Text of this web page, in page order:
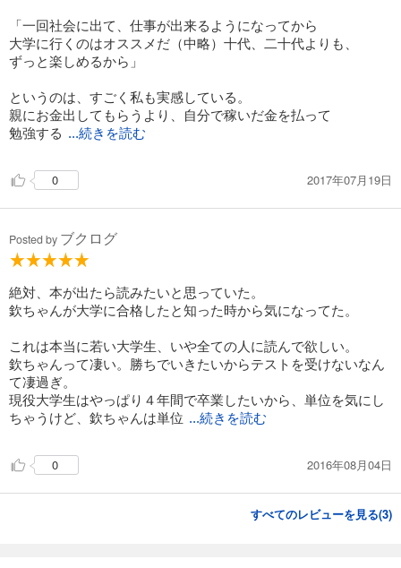
「一回社会に出て、仕事が出来るようになってから
大学に行くのはオススメだ（中略）十代、二十代よりも、
ずっと楽しめるから」
というのは、すごく私も実感している。
親にお金出してもらうより、自分で稼いだ金を払って
勉強する ...続きを読む
0 2017年07月19日
Posted by ブクログ
絶対、本が出たら読みたいと思っていた。
欽ちゃんが大学に合格したと知った時から気になってた。
これは本当に若い大学生、いや全ての人に読んで欲しい。
欽ちゃんって凄い。勝ちでいきたいからテストを受けないなん
て凄過ぎ。
現役大学生はやっぱり４年間で卒業したいから、単位を気にし
ちゃうけど、欽ちゃんは単位 ...続きを読む
0 2016年08月04日
すべてのレビューを見る(3)